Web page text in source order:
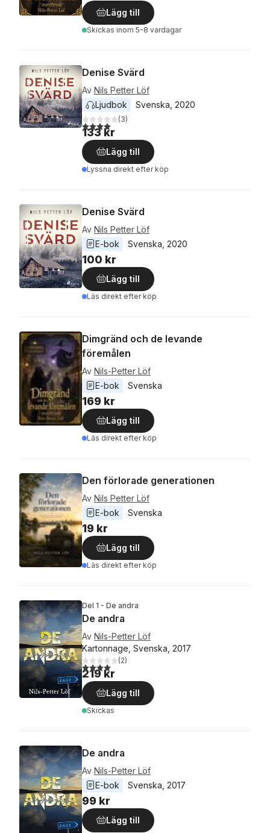
Lägg till
Skickas inom 5-8 vardagar
Denise Svärd
Av Nils Petter Löf
Ljudbok
Svenska 2020
4,0utav 5 stjärnor. Totalt antal röster:
(3)
133 kr
Lägg till
Lyssna direkt efter köp
Denise Svärd
Av Nils Petter Löf
E-bok
Svenska 2020
100 kr
Lägg till
Läs direkt efter köp
Dimgränd och de levande
föremålen
Av Nils-Petter Löf
E-bok
Svenska
169 kr
Lägg till
Läs direkt efter köp
Den förlorade generationen
Av Nils Petter Löf
E-bok
Svenska
19 kr
Lägg till
Läs direkt efter köp
Del 1 - De andra
De andra
Av Nils-Petter Löf
Kartonnage, Svenska, 2017
4,0utav 5 stjärnor. Totalt antal röster:
(2)
219 kr
Lägg till
Skickas
De andra
Av Nils-Petter Löf
E-bok
Svenska 2017
99 kr
Lägg till